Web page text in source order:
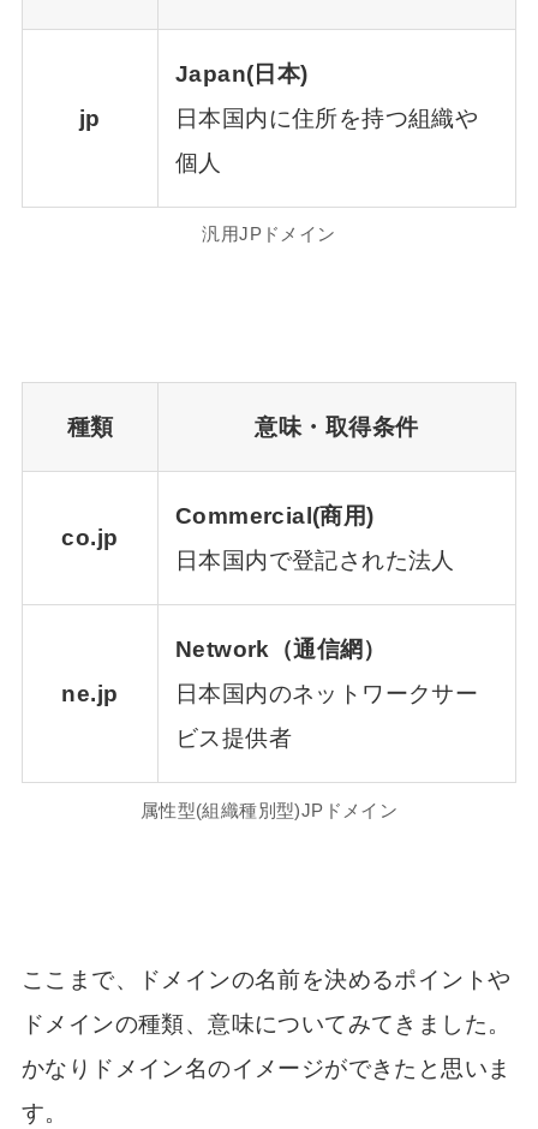
jp
Japan(日本)
日本国内に住所を持つ組織や
個人
汎用JPドメイン
種類 意味・取得条件
co.jp
Commercial(商用)
日本国内で登記された法人
ne.jp
Network（通信網）
日本国内のネットワークサー
ビス提供者
属性型(組織種別型)JPドメイン
ここまで、ドメインの名前を決めるポイントや
ドメインの種類、意味についてみてきました。
かなりドメイン名のイメージができたと思いま
す。